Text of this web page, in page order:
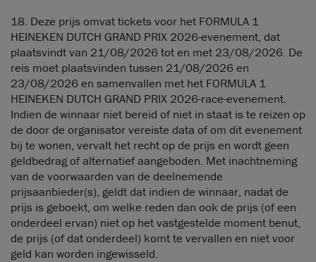
18. Deze prijs omvat tickets voor het FORMULA 1
HEINEKEN DUTCH GRAND PRIX 2026-evenement, dat
plaatsvindt van 21/08/2026 tot en met 23/08/2026. De
reis moet plaatsvinden tussen 21/08/2026 en
23/08/2026 en samenvallen met het FORMULA 1
HEINEKEN DUTCH GRAND PRIX 2026-race-evenement.
Indien de winnaar niet bereid of niet in staat is te reizen op
de door de organisator vereiste data of om dit evenement
bij te wonen, vervalt het recht op de prijs en wordt geen
geldbedrag of alternatief aangeboden. Met inachtneming
van de voorwaarden van de deelnemende
prijsaanbieder(s), geldt dat indien de winnaar, nadat de
prijs is geboekt, om welke reden dan ook de prijs (of een
onderdeel ervan) niet op het vastgestelde moment benut,
de prijs (of dat onderdeel) komt te vervallen en niet voor
geld kan worden ingewisseld.